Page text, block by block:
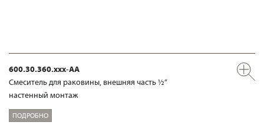
600.30.360.xxx-AA
Смеситель для раковины, внешняя часть ½“
настенный монтаж
ПОДРОБНО